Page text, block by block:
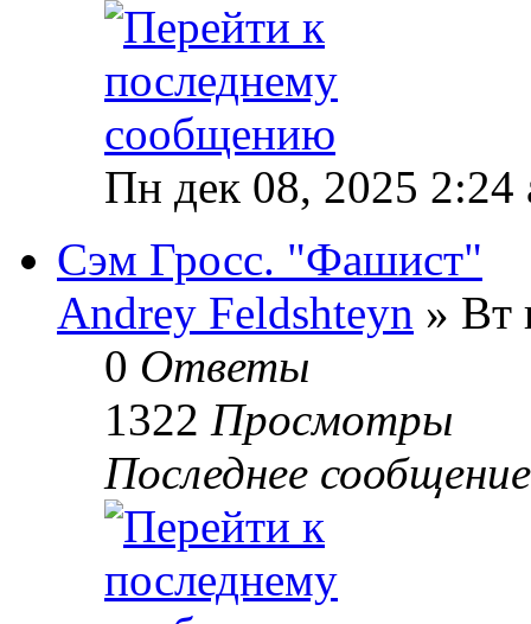
Пн дек 08, 2025 2:24
Сэм Гросс. "Фашист"
Andrey Feldshteyn » Вт
0 Ответы
1322 Просмотры
Последнее